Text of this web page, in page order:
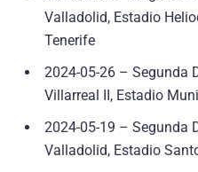
Valladolid, Estadio
Tenerife
2024-05-26 – Segunda
Villarreal II, Estadio
2024-05-19 – Segunda
Valladolid, Estadio